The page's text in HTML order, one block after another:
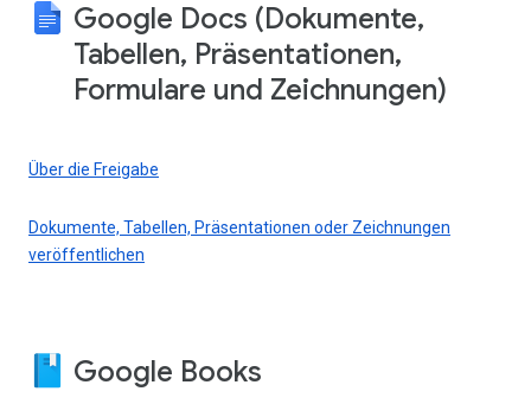
Google Docs (Dokumente,
Tabellen, Präsentationen,
Formulare und Zeichnungen)
Über die Freigabe
Dokumente, Tabellen, Präsentationen oder Zeichnungen
veröffentlichen
Google Books